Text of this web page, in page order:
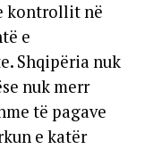
kontrollit në
e
Shqipëria nuk
nuk merr
të pagave
e katër